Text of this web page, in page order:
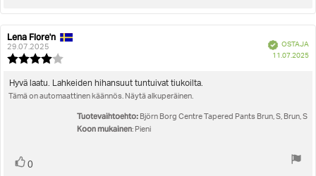
Arvostelun
kirjoittaja:
Lena Flore'n
29.07.2025
4.0
5:sta
Vahvistettu
OSTAJA
11.07.2025
Arvostelun
teksti:
Hyvä laatu. Lahkeiden hihansuut tuntuivat tiukoilta.
Tämä on automaattinen käännös. Näytä alkuperäinen.
Tuotevaihtoehto: Björn Borg Centre Tapered Pants Brun, S, Brun, S
Koon mukainen: Pieni
Äänestä
0